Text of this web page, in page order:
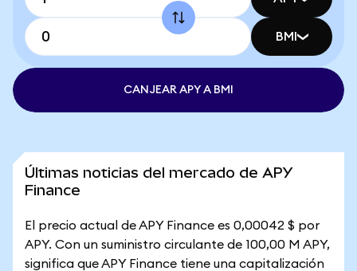
BMI
CANJEAR APY A BMI
Últimas noticias del mercado de APY
Finance
El precio actual de APY Finance es 0,00042 $ por
APY. Con un suministro circulante de 100,00 M APY,
significa que APY Finance tiene una capitalización